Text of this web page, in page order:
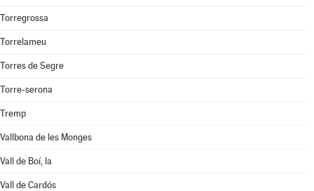
Torregrossa
Torrelameu
Torres de Segre
Torre-serona
Tremp
Vallbona de les Monges
Vall de Boí, la
Vall de Cardós